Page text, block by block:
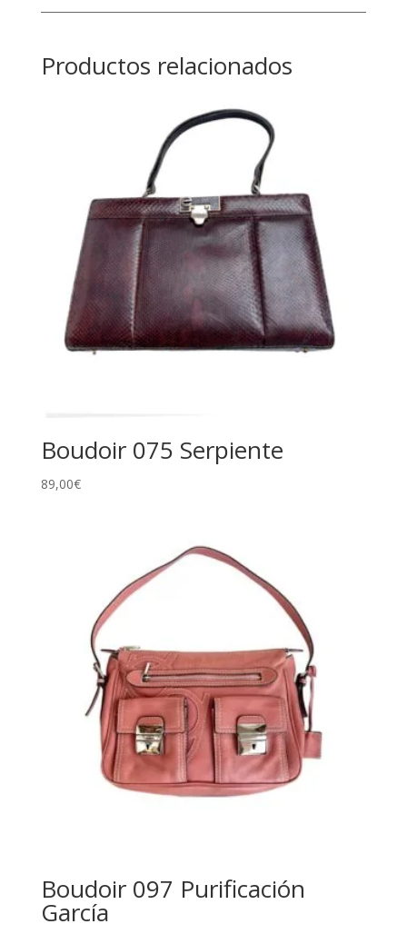
Productos relacionados
Boudoir 075 Serpiente
89,00€
Boudoir 097 Purificación
García